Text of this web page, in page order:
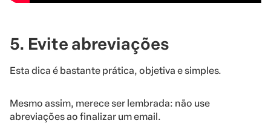
5. Evite abreviações
Esta dica é bastante prática, objetiva e simples.
Mesmo assim, merece ser lembrada: não use
abreviações ao finalizar um email.